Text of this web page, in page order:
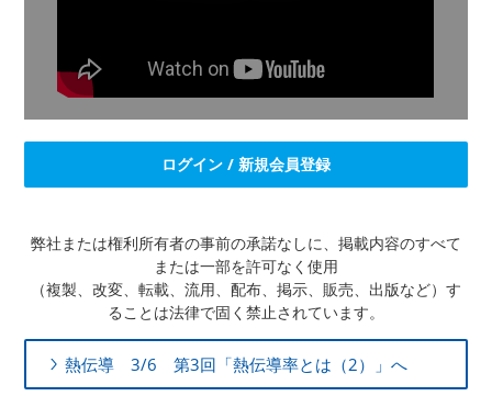
ログイン / 新規会員登録
弊社または権利所有者の事前の承諾なしに、掲載内容のすべて
または一部を許可なく使用
（複製、改変、転載、流用、配布、掲示、販売、出版など）す
ることは法律で固く禁止されています。
熱伝導 3/6 第3回「熱伝導率とは（2）」へ